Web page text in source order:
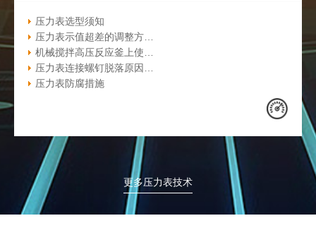
压力表选型须知
压力表示值超差的调整方…
机械搅拌高压反应釜上使…
压力表连接螺钉脱落原因…
压力表防腐措施
更多压力表技术